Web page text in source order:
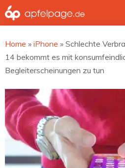
Zum
Inhalt
Home » iPhone » Schlechte
14 bekommt es mit
Begleiterscheinungen zu tun